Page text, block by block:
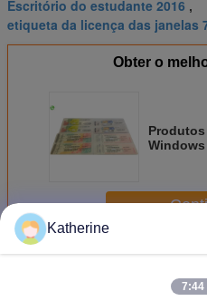
Escritório do estudante 2016 ,
etiqueta da licença das janelas
Obter o
MaisOutro software
Katherine
7:44